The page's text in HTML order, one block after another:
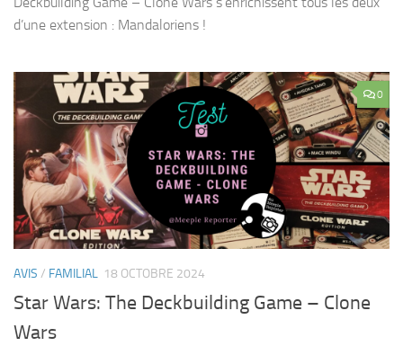
d’une extension : Mandaloriens !
0
AVIS / FAMILIAL 18 OCTOBRE 2024
Star Wars: The Deckbuilding Game – Clone
Wars